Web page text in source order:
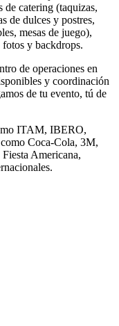
catering (taquizas,
de dulces y postres,
mesas de juego),
y backdrops.
de operaciones en
y coordinación
de tu evento, tú de
ITAM, IBERO,
Coca-Cola, 3M,
Americana,